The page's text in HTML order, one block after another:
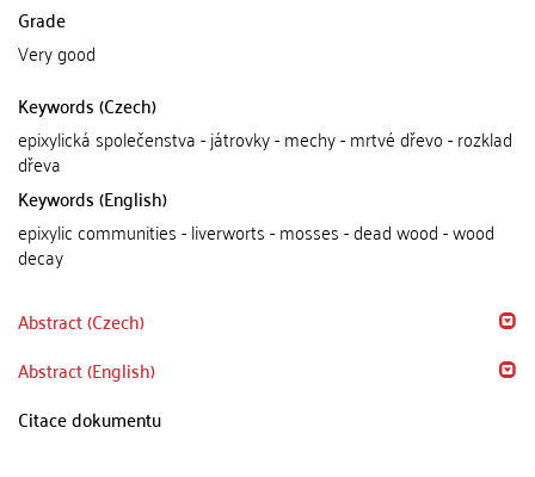
Grade
Very good
Keywords (Czech)
epixylická společenstva - játrovky - mechy - mrtvé dřevo - rozklad
dřeva
Keywords (English)
epixylic communities - liverworts - mosses - dead wood - wood
decay
Abstract (Czech)
Abstract (English)
Citace dokumentu